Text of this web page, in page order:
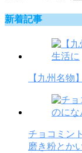
新着記事
【九州名物
チョコミン
磨き粉とか